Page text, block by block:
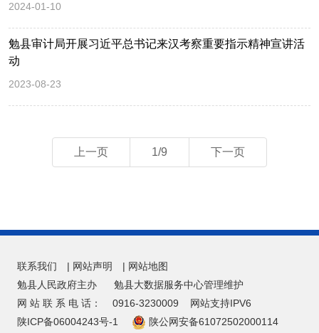
2024-01-10
勉县审计局开展习近平总书记来汉考察重要指示精神宣讲活
动
2023-08-23
上一页 1/9 下一页
联系我们 | 网站声明 | 网站地图
勉县人民政府主办
勉县大数据服务中心管理维护
网 站 联 系 电 话：
0916-3230009
网站支持IPV6
陕ICP备06004243号-1
陕公网安备61072502000114